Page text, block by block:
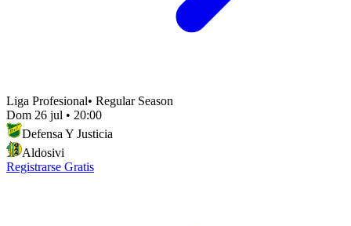
Liga Profesional• Regular Season
Dom 26 jul • 20:00
Defensa Y Justicia
Aldosivi
Registrarse Gratis